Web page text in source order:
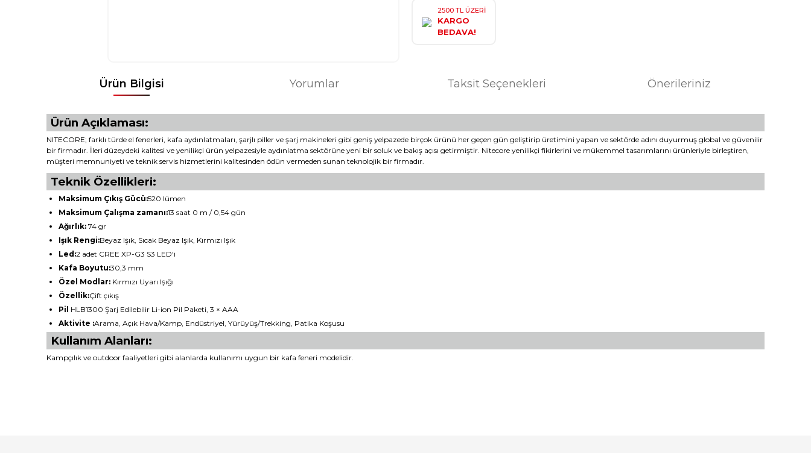
2500 TL ÜZERİ
KARGO
BEDAVA!
Ürün Bilgisi Yorumlar Taksit Seçenekleri Önerileriniz
Ürün Açıklaması:
NITECORE; farklı türde el fenerleri, kafa aydınlatmaları, şarjlı piller ve şarj makineleri gibi geniş yelpazede birçok ürünü her geçen gün geliştirip üretimini yapan ve sektörde adını duyurmuş global ve güvenilir
bir firmadır. İleri düzeydeki kalitesi ve yenilikçi ürün yelpazesiyle aydınlatma sektörüne yeni bir soluk ve bakış açısı getirmiştir. Nitecore yenilikçi fikirlerini ve mükemmel tasarımlarını ürünleriyle birleştiren,
müşteri memnuniyeti ve teknik servis hizmetlerini kalitesinden ödün vermeden sunan teknolojik bir firmadır.
Teknik Özellikleri:
Maksimum Çıkış Gücü:520 lümen
Maksimum Çalışma zamanı:13 saat 0 m / 0,54 gün
Ağırlık: 74 gr
Işık Rengi:Beyaz Işık, Sıcak Beyaz Işık, Kırmızı Işık
Led:2 adet CREE XP-G3 S3 LED'i
Kafa Boyutu:30,3 mm
Özel Modlar: Kırmızı Uyarı Işığı
Özellik:Çift çıkış
Pil HLB1300 Şarj Edilebilir Li-ion Pil Paketi, 3 × AAA
Aktivite :Arama, Açık Hava/Kamp, Endüstriyel, Yürüyüş/Trekking, Patika Koşusu
Kullanım Alanları:
Kampçılık ve outdoor faaliyetleri gibi alanlarda kullanımı uygun bir kafa feneri modelidir.